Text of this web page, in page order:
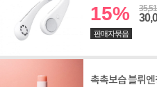
15%
판매자묶음
촉촉보습 블뤼